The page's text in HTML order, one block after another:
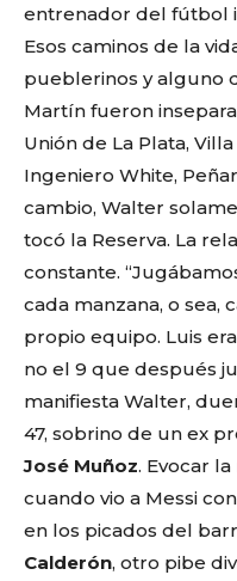
entrenador del fútbol
Esos caminos de la
pueblerinos y alguno
Martín fueron
Unión de La Plata,
Ingeniero White,
cambio, Walter
tocó la Reserva. La
constante.
cada manzana, o sea,
propio equipo. Luis
no el 9 que después
manifiesta Walter,
47, sobrino de un ex
José Muñoz. Evocar
cuando vio a Messi
en los picados del
Calderón, otro pibe